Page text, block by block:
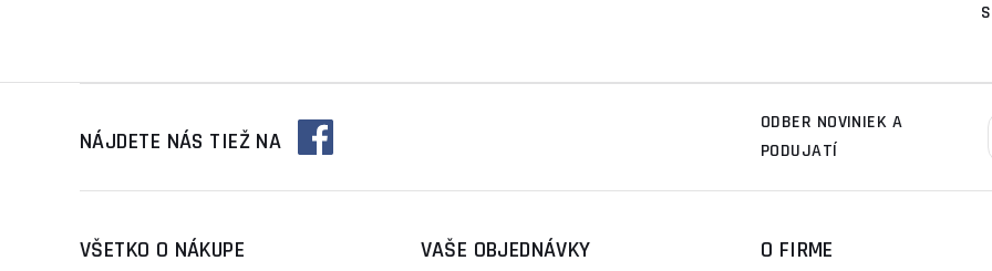
NÁJDETE NÁS TIEŽ NA
ODBER NOVINIEK A
PODUJATÍ
VŠETKO O NÁKUPE VAŠE OBJEDNÁVKY O FIRME